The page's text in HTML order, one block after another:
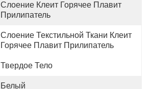
Слоение Клеит Горячее Плавит
Прилипатель
Слоение Текстильной Ткани Клеит
Горячее Плавит Прилипатель
Твердое Тело
Белый